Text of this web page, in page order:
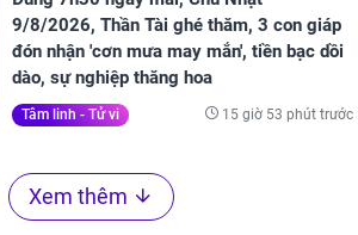
9/8/2026, Thần Tài ghé thăm, 3 con giáp
đón nhận 'cơn mưa may mắn', tiền bạc dồi
dào, sự nghiệp thăng hoa
Tâm linh - Tử vi 15 giờ 53 phút trước
Xem thêm